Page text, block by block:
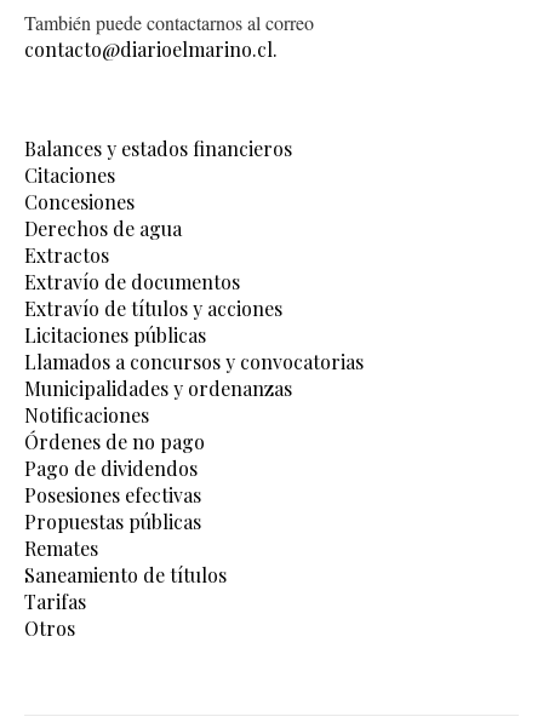
También puede contactarnos al correo
contacto@diarioelmarino.cl.
Balances y estados financieros
Citaciones
Concesiones
Derechos de agua
Extractos
Extravío de documentos
Extravío de títulos y acciones
Licitaciones públicas
Llamados a concursos y convocatorias
Municipalidades y ordenanzas
Notificaciones
Órdenes de no pago
Pago de dividendos
Posesiones efectivas
Propuestas públicas
Remates
Saneamiento de títulos
Tarifas
Otros